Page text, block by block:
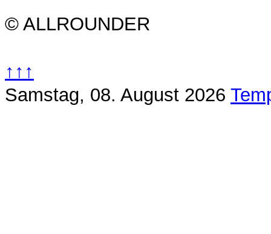
© ALLROUNDER
↑↑↑
Samstag, 08. August 2026